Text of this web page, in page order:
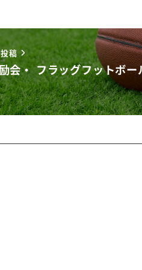
投稿
会・ フラッグフットボー